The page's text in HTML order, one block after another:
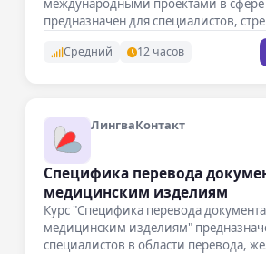
предназначен для специалистов,
Средний 12 часов
ЛингваКонтакт
Специфика перевода
медицинским изделиям
Курс "Специфика перевода
медицинским изделиям"
специалистов в области перевода,